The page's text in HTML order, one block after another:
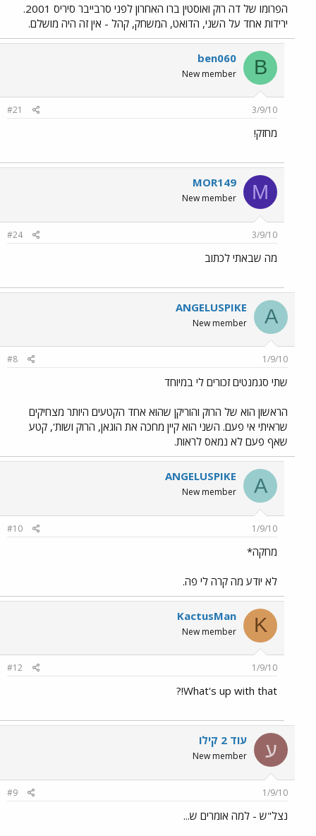
הפרומו של דה רוק ואוסטין ברו האחרון לפני סרבייבר סיריס 2001.
ירידות אחד על השני, הדואט, המשחק, קהל - אין זה היה מושלם.
B
ben060
New member
3/9/10
#21
מחזק!
M
MOR149
New member
3/9/10
#24
מה שבאתי לכתוב
A
ANGELUSPIKE
New member
1/9/10
#8
שתי סגמנטים זכורים לי במיוחד
הראשון הוא של הרוק והוריקן שהוא אחד הקטעים היותר מצחיקים
שראיתי אי פעם. השני הוא קיין מחכה את הוגאן, הרוק ושות', קטע
שאף פעם לא נמאס לראות.
A
ANGELUSPIKE
New member
1/9/10
#10
מחקה*
לא יודע מה קרה לי פה.
K
KactusMan
New member
1/9/10
#12
What's up with that!?
ע עוד 2 קילו
New member
1/9/10
#9
נצל"ש - למה אומרים ש...